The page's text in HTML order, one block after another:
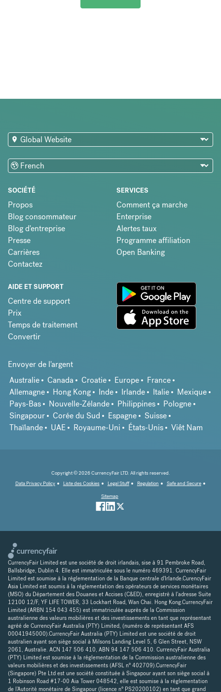
SOCIÉTÉ
Propos
Blog consommateur
Blog d'entreprise
Presse
Carrières
Contactez
SERVICES
Comment ça marche
Enterprise
Alertes taux
Programme affiliation
Open Banking
AIDE ET SUPPORT
Centre de support
Prix
Temps de traitement
Convertir
Envoyer de l'argent
Australie
Canada Croatie Europe
France
Allemagne
Hong Kong Inde Irlande Italie
Mexique
Pays-Bas
Nouvelle-Zélande Philippines
Pologne
Singapour
Corée du Sud Espagne
Suisse
Thaïlande
UAE Royaume-Uni États-Unis Viêt Nam
Copyright © 2026 CurrencyFair LTD. All rights reserved.
Data Privacy Policy
Liste des Cookies Legal Stuff Regulation
Safe and Secure
Sitemap
CurrencyFair Limited est une société de droit irlandais, sise à 91 Pembroke Road,
Ballsbridge, Dublin 4. Elle est immatriculée sous le numéro 469391. CurrencyFair
Limited est soumise à la réglementation de la Banque centrale d'Irlande.CurencyFair
Asia Limited est soumis à la réglementation des opérateurs de services monétaires
(MSO) du Département des Douanes et Accises (C&ED), enregistré à l'adresse Suite
12100 12/F, YF LIFE TOWER, 33 Lockhart Road, Wan Chai. Hong Kong.CurrencyFair
Limited (ARBN 154 043 455) est immatriculée auprès de la Commission
australienne des valeurs mobilières et des investissements en tant que représentant
agréé de CurrencyFair Australia (PTY) Limited, (numéro de représentant AFS
00041945000).CurrencyFair Australia (PTY) Limited est une société de droit
australien ayant son siège social à Milsons Landing Level 5, 6 Glen Street, NSW
2061, Australie. ACN 147 506 410, ABN 94 147 506 410. CurrencyFair Australia
(PTY) Limited est soumise à la réglementation de la Commission australienne des
valeurs mobilières et des investissements (AFSL n° 402709).CurrencyFair
(Singapore) Pte Ltd est une société constituée à Singapour ayant son siège social à
1 Robinson Road #17-00 Aia Tower 048542, elle est soumise à la réglementation
de l'Autorité monétaire de Singapour (licence n° PS20200102) en tant que grand